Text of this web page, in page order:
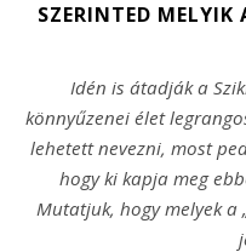
SZERINTED MELYIK
Idén is átadják a
könnyűzenei élet
lehetett nevezni, most
hogy ki kapja meg
Mutatjuk, hogy melyek a